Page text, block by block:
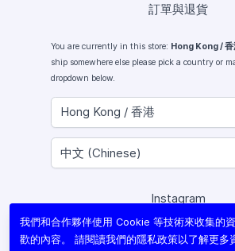
訂單與退貨
You are currently in this store: Hong Kong / 香
ship somewhere else please pick a country or
dropdown below.
Instagram
Facebook
X (Twitter)
我們和合作夥伴使用 Cookie 等技術來收集的
歡的內容。 請閱讀我們的隱私政策以了解更多